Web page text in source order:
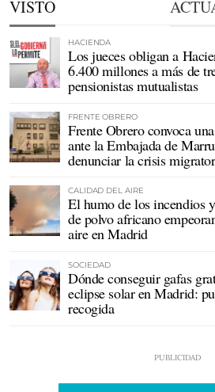
VISTO
HACIENDA
Los jueces obligan a
6.400 millones a más de
pensionistas mutualistas
FRENTE OBRERO
Frente Obrero convoca
ante la Embajada de
denunciar la crisis
CALIDAD DEL AIRE
El humo de los incendios
de polvo africano
aire en Madrid
SOCIEDAD
Dónde conseguir gafas
eclipse solar en Madrid:
recogida